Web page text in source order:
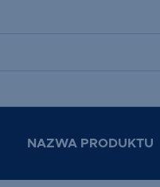
NAZWA PRODUKTU